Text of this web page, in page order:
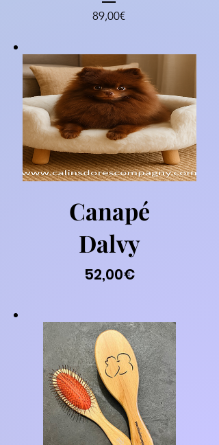
89,00€Prezzo
Canapé
Dalvy
52,00€Prezzo